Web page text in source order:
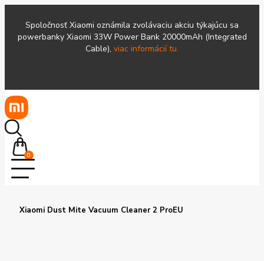
Spoločnosť Xiaomi oznámila zvolávaciu akciu týkajúcu sa
powerbanky Xiaomi 33W Power Bank 20000mAh (Integrated
Cable), viac informácií tu.
0
Xiaomi Dust Mite Vacuum Cleaner 2 ProEU